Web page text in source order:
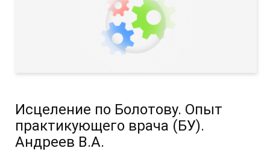
Исцеление по Болотову. Опыт
практикующего врача (БУ).
Андреев В.А.